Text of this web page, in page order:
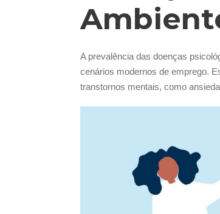
A prevalência das doenças
cenários modernos de emprego.
transtornos mentais, como